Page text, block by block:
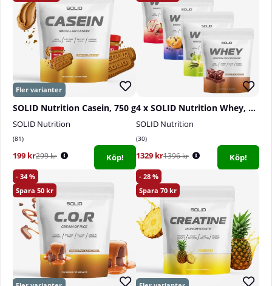
SOLID Nutrition Casein, 750 g
SOLID Nutrition
81
199 kr299 kr Köp!
4 x SOLID Nutrition Whey, 750 g
SOLID Nutrition
30
1329 kr1396 kr Köp!
34
50
28
70